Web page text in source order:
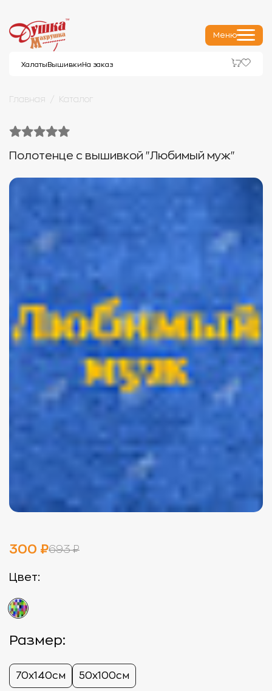
Меню
Халаты Вышивки На заказ
Главная Каталог
Полотенце с вышивкой "Любимый муж"
300 ₽693 ₽
Цвет:
Размер:
70х140см 50х100см